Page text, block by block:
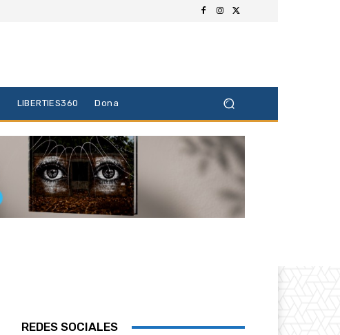
LIBERTIES360 Dona
REDES SOCIALES